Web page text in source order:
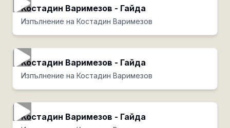
Костадин Варимезов - Гайда
Изпълнение на Костадин Варимезов
Костадин Варимезов - Гайда
Изпълнение на Костадин Варимезов
Костадин Варимезов - Гайда